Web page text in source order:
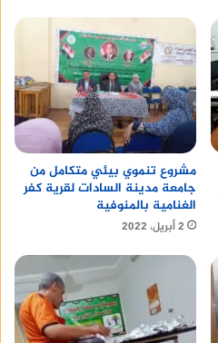
مشروع تنموي بيئي متكامل من
جامعة مدينة السادات لقرية كفر
الغنامية بالمنوفية
2 أبريل، 2022